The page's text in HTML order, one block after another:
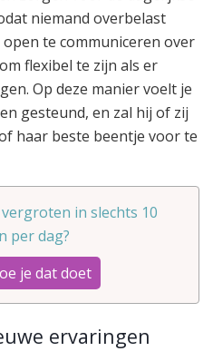
niemand overbelast
te communiceren over
flexibel te zijn als er
Op deze manier voelt je
gesteund, en zal hij of zij
haar beste beentje voor te
in slechts 10
per dag?
je dat doet
ervaringen